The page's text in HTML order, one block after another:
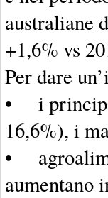
australiane
+1,6% vs
Per dare
• i
16,6%), i
•
aumentano